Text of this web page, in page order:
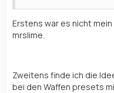
Erstens war es nicht
mrslime.
Zweitens finde ich die
bei den Waffen presets